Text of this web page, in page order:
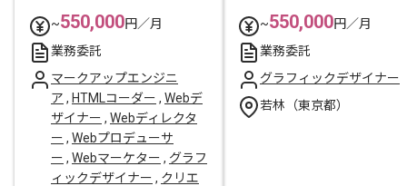
~550,000円／月
業務委託
マークアップエンジニ
ア , HTMLコーダー , Webデ
ザイナー , Webディレクタ
ー , Webプロデューサ
ー , Webマーケター , グラフ
ィックデザイナー , クリエ
~550,000円／月
業務委託
グラフィックデザイナー
若林（東京都）